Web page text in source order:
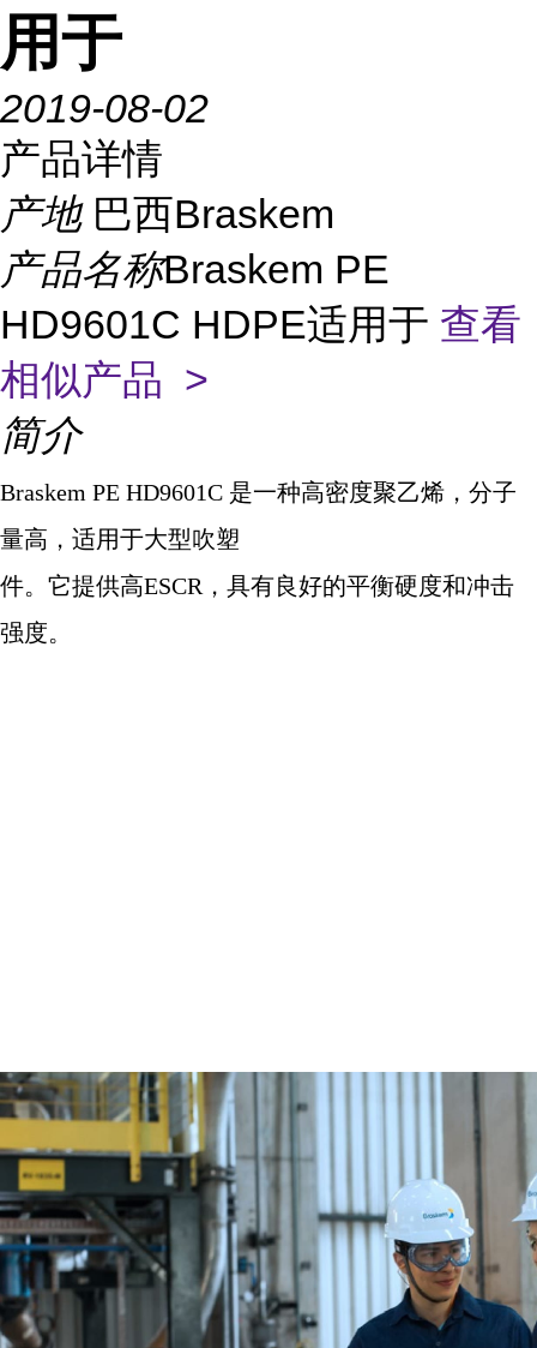
用于
2019-08-02
产品详情
产地 巴西Braskem
产品名称Braskem PE
HD9601C HDPE适用于 查看
相似产品 >
简介
Braskem PE HD9601C 是一种高密度聚乙烯，分子
量高，适用于大型吹塑
件。它提供高ESCR ，具有良好的平衡硬度和冲击
强度。